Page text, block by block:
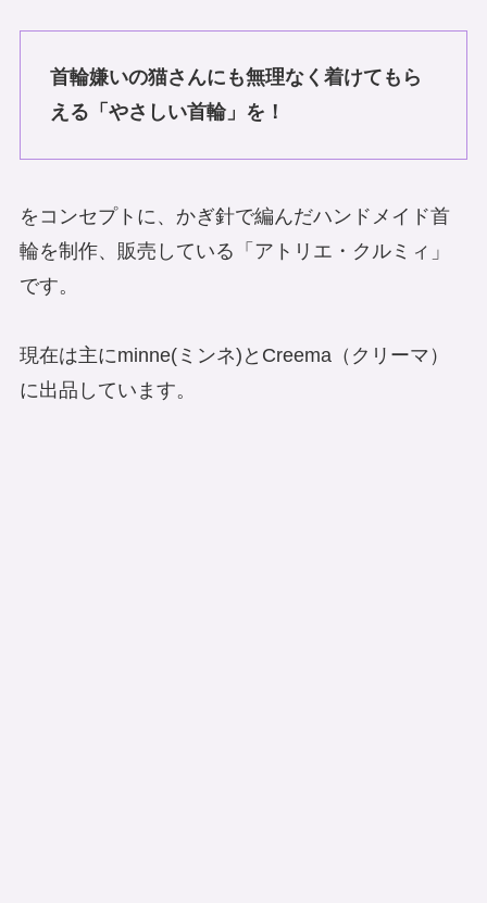
首輪嫌いの猫さんにも無理なく着けてもら
える「やさしい首輪」を！
をコンセプトに、かぎ針で編んだハンドメイド首
輪を制作、販売している「アトリエ・クルミィ」
です。
現在は主にminne(ミンネ)とCreema（クリーマ）
に出品しています。